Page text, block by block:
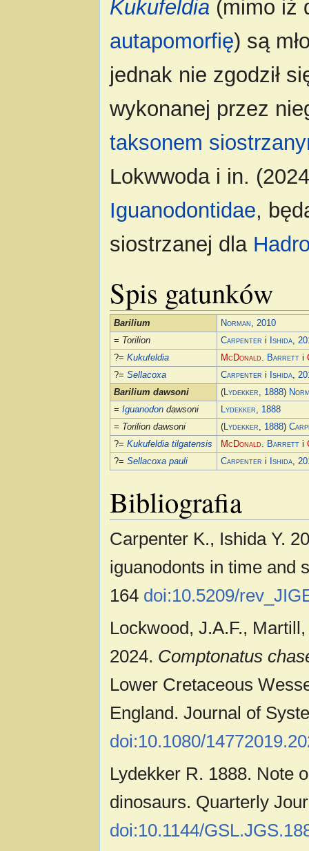
Kukufeldia (mimo iż
autapomorfię) są
jednak nie zgodził
wykonanej przez
taksonem
Lokwwoda i in.
Iguanodontidae,
siostrzanej dla
Spis gatunków
Barilium Norman,2010
= Torilion Carpenter i Ishida,
?=Kukufeldia McDonald. Barrett i
?=Sellacoxa Carpenter i Ishida,
Barilium dawsoni
(Lydekker, 1888)
=Iguanodon dawsoni Lydekker, 1888
= Torilion dawsoni (Lydekker, 1888)
?=Kukufeldia tilgatensis McDonald. Barrett i
?=Sellacoxa pauli Carpenter i Ishida,
Bibliografia
Carpenter K., Ishida Y.
iguanodonts in time and
164 doi:10.5209/
Lockwood, J.A.F.,
2024. Comptonatus
Lower Cretaceous
England. Journal of
doi:10.1080/
Lydekker R. 1888. Note
dinosaurs. Quarterly
doi:10.1144/